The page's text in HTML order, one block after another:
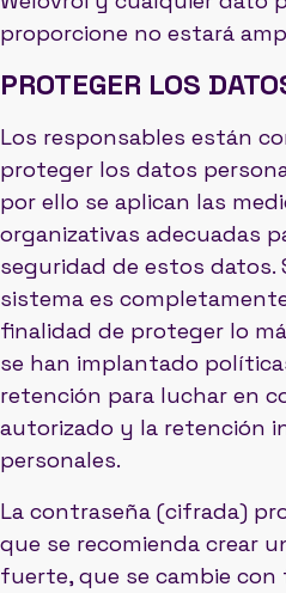
proporcione no estará
PROTEGER LOS
Los responsables están
proteger los datos
por ello se aplican las
organizativas adecuadas
seguridad de estos datos.
sistema es
finalidad de proteger lo
se han implantado
retención para luchar en
autorizado y la retención
personales.
La contraseña (cifrada)
que se recomienda crear
fuerte, que se cambie